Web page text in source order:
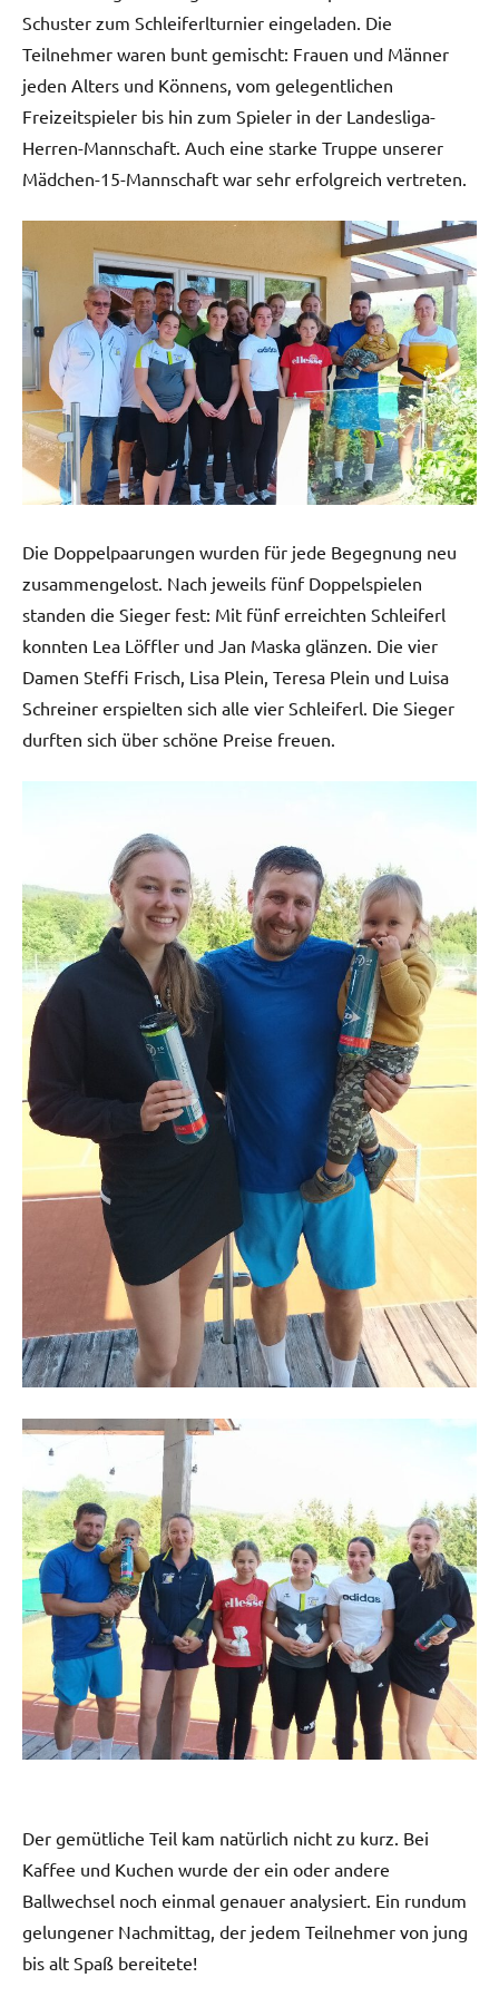
Schuster zum Schleiferlturnier eingeladen. Die
Teilnehmer waren bunt gemischt: Frauen und Männer
jeden Alters und Könnens, vom gelegentlichen
Freizeitspieler bis hin zum Spieler in der Landesliga-
Herren-Mannschaft. Auch eine starke Truppe unserer
Mädchen-15-Mannschaft war sehr erfolgreich vertreten.
Die Doppelpaarungen wurden für jede Begegnung neu
zusammengelost. Nach jeweils fünf Doppelspielen
standen die Sieger fest: Mit fünf erreichten Schleiferl
konnten Lea Löffler und Jan Maska glänzen. Die vier
Damen Steffi Frisch, Lisa Plein, Teresa Plein und Luisa
Schreiner erspielten sich alle vier Schleiferl. Die Sieger
durften sich über schöne Preise freuen.
Der gemütliche Teil kam natürlich nicht zu kurz. Bei
Kaffee und Kuchen wurde der ein oder andere
Ballwechsel noch einmal genauer analysiert. Ein rundum
gelungener Nachmittag, der jedem Teilnehmer von jung
bis alt Spaß bereitete!